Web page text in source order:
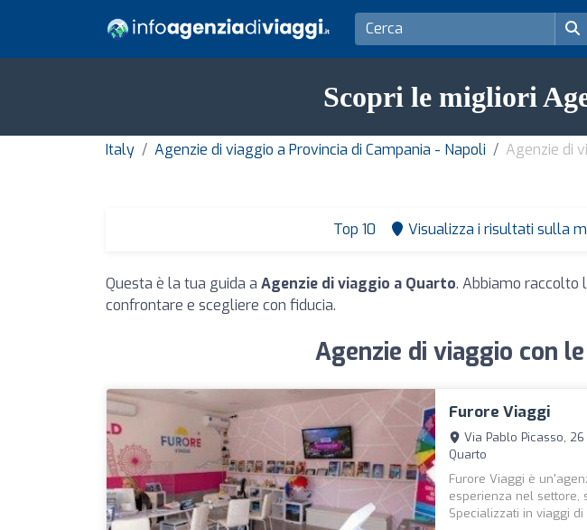
Scopri le migliori
Italy Agenzie di viaggio a Provincia di Campania - Napoli Agenzie di
Top 10 Visualizza i risultati sulla
Questa è la tua guida a Agenzie di viaggio a Quarto. Abbiamo raccolto
confrontare e scegliere con fiducia.
Agenzie di viaggio con
Furore Viaggi
Via Pablo Picasso, 26
Quarto
Furore Viaggi è
esperienza nel settore,
Specializzati in viaggi